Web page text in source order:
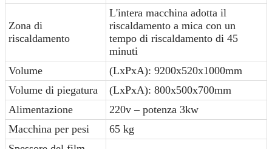
Zona di
riscaldamento
L'intera macchina adotta il
riscaldamento a mica con un
tempo di riscaldamento di 45
minuti
Volume
(LxPxA): 9200x520x1000mm
Volume di piegatura
(LxPxA): 800x500x700mm
Alimentazione
220v – potenza 3kw
Macchina per pesi
65 kg